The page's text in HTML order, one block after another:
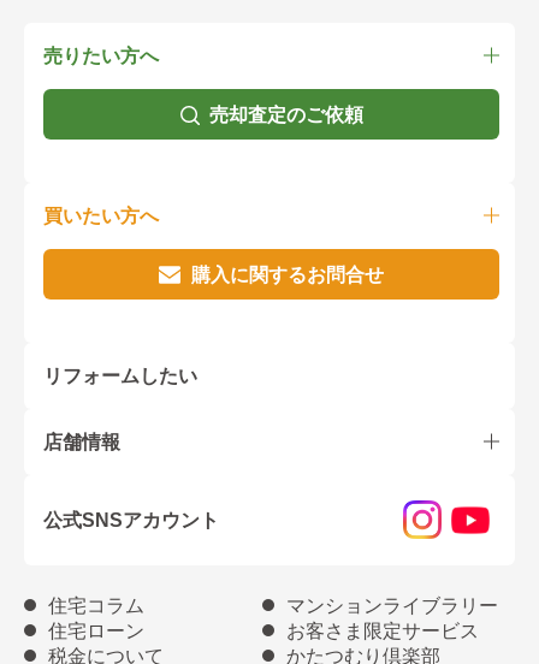
売りたい方へ
売却査定のご依頼
買いたい方へ
購入に関するお問合せ
リフォームしたい
店舗情報
公式SNSアカウント
住宅コラム
マンションライブラリー
住宅ローン
お客さま限定サービス
税金について
かたつむり倶楽部